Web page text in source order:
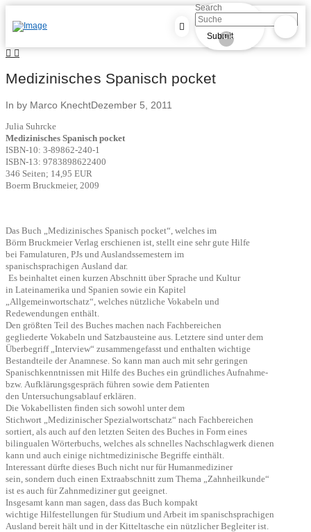
Search
Submit
Clear
Medizinisches Spanisch pocket
In by Marco KnechtDezember 5, 2011
Julia Suhrcke
Medizinisches Spanisch pocket
ISBN-10: 3-89862-240-1
ISBN-13: 9783898622400
346 Seiten; 14,95 EUR
Boerm Bruckmeier, 2009
Das Buch „Medizinisches Spanisch pocket“, welches im
Börm Bruckmeier Verlag erschienen ist, stellt eine sehr gute Hilfe
bei Famulaturen, PJs und Auslandssemestern im
spanischsprachigen Ausland dar.
Es beinhaltet einen kurzen Abschnitt über Sprache und Kultur
in Lateinamerika und Spanien sowie ein Kapitel
„Allgemeinwortschatz“, welches nützliche Vokabeln und
Redewendungen enthält.
Den größten Teil des Buches machen nach Fachbereichen
gegliederte Vokabeln und Satzbausteine aus. Letztere sind unter dem
Überbegriff „Interview“ zusammengefasst und enthalten wichtige
Bestandteile der Anamnese. So kann man auch mit sehr geringen
Spanischkenntnissen mit Hilfe des Buches ein gründliches Aufnahme-
bzw. Aufklärungsgespräch führen sowie dem Patienten
den Untersuchungsablauf erklären.
Die Vokabellisten finden sich sowohl unter dem
Stichwort „Medizinischer Spezialwortschatz“ nach Fachbereichen
sortiert, als auch auf den letzten Seiten des Buches in Form eines
bilingualen Wörterbuchs, welches als schnelles Nachschlagwerk dienen
kann und auch einige nichtmedizinische Begriffe einthält.
Interessant dürfte dieses Buch nicht nur für Humanmediziner
sein, sondern duch einen Extraabschnitt zum Thema „Zahnheilkunde“
ist es auch für Zahnmediziner gut geeignet.
Insgesamt kann man sagen, dass das Buch kompakt
wichtige Hilfestellungen für Studium und Arbeit im spanischsprachigen
Ausland bereit hält und in der Kitteltasche ein nützlicher Begleiter ist.